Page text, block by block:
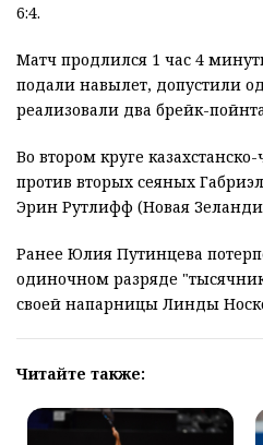
6:4.
Матч продлился 1 час 4
подали навылет, допустили
реализовали два брейк-
Во втором круге
против вторых сеяных
Эрин Рутлифф (Новая
Ранее Юлия Путинцева
одиночном разряде
своей напарницы Линды
Читайте также: